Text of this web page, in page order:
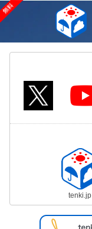
tenki.jp